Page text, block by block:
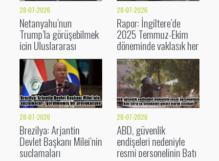
28-07-2026
Netanyahu’nun
Trump’la görüşebilmek
için Uluslararası
İstikrar Gücü’nün
Gazze’ye girişini
onayladığı belirtildi
28-07-2026
Rapor: İngiltere’de
2025 Temmuz-Ekim
döneminde yaklaşık her
5 günde bir camiler
saldırıya uğradı
28-07-2026
Brezilya: Arjantin
Devlet Başkanı Milei’nin
suçlamaları
28-07-2026
ABD, güvenlik
endişeleri nedeniyle
resmi personelinin Batı